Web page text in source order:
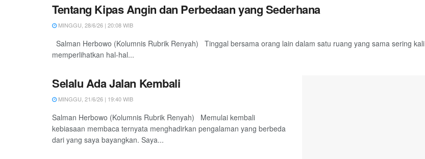
Tentang Kipas Angin dan Perbedaan yang Sederhana
MINGGU, 28/6/26 | 20:08 WIB
Salman Herbowo (Kolumnis Rubrik Renyah) Tinggal bersama orang lain dalam satu ruang yang sama sering kali
memperlihatkan hal-hal...
Selalu Ada Jalan Kembali
MINGGU, 21/6/26 | 19:40 WIB
Salman Herbowo (Kolumnis Rubrik Renyah) Memulai kembali
kebiasaan membaca ternyata menghadirkan pengalaman yang berbeda
dari yang saya bayangkan. Saya...